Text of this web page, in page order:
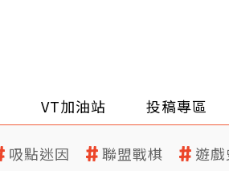
VT加油站 投稿專區
吸點迷因 聯盟戰棋 遊